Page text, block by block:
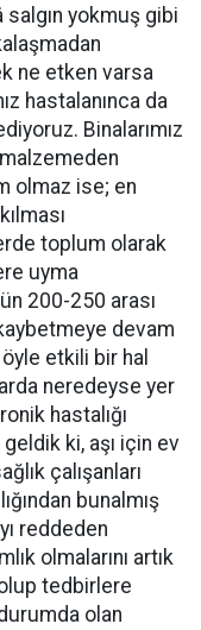
salgın yokmuş gibi
ne etken varsa
hastalanınca da
Binalarımız
olmaz ise; en
toplum olarak
uyma
200-250 arası
devam
etkili bir hal
neredeyse yer
hastalığı
ki, aşı için ev
çalışanları
bunalmış
reddeden
olmalarını artık
olup tedbirlere
olan